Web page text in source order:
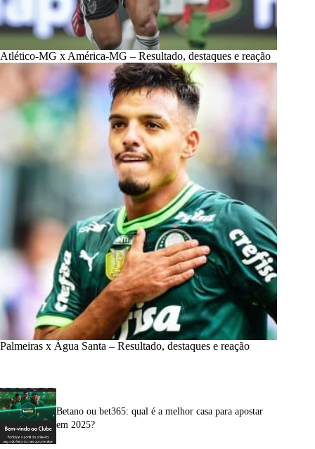
Atlético-MG x América-MG – Resultado, destaques e reação
Palmeiras x Água Santa – Resultado, destaques e reação
Betano ou bet365: qual é a melhor casa para apostar
em 2025?